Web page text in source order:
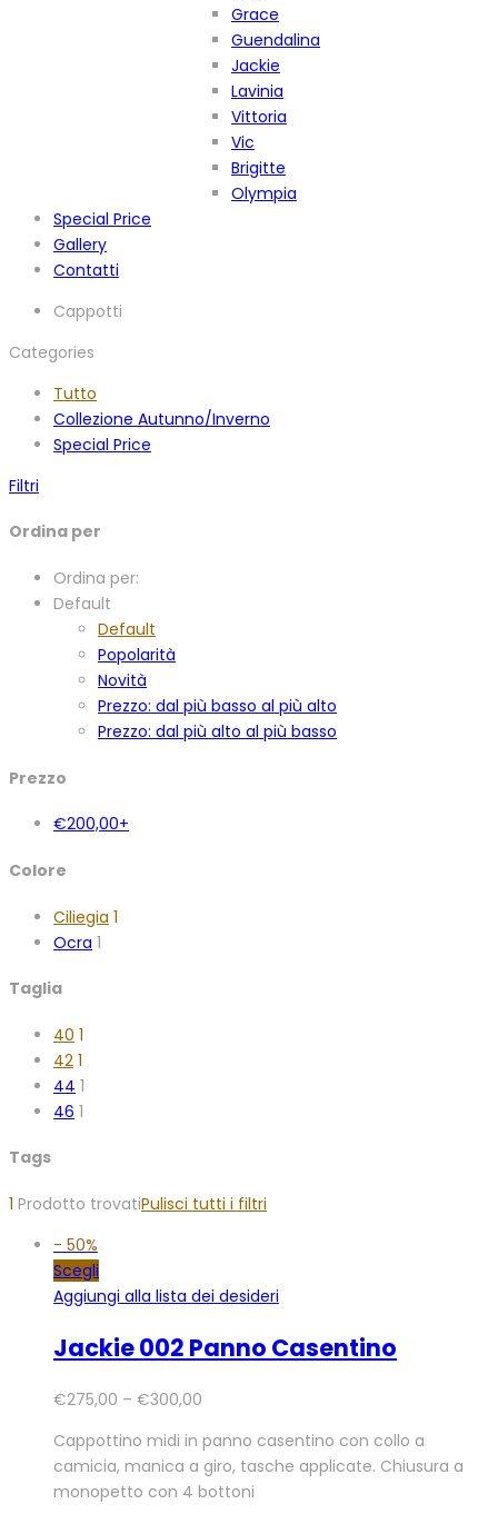
Grace
Guendalina
Jackie
Lavinia
Vittoria
Vic
Brigitte
Olympia
Special Price
Gallery
Contatti
Cappotti
Categories
Tutto
Collezione Autunno/Inverno
Special Price
Filtri
Ordina per
Ordina per:
Default
Default
Popolarità
Novità
Prezzo: dal più basso al più alto
Prezzo: dal più alto al più basso
Prezzo
€200,00+
Colore
Ciliegia 1
Ocra 1
Taglia
40 1
42 1
44 1
46 1
Tags
1 Prodotto trovatiPulisci tutti i filtri
- 50%
Scegli
Aggiungi alla lista dei desideri
Jackie 002 Panno Casentino
€275,00 – €300,00
Cappottino midi in panno casentino con collo a
camicia, manica a giro, tasche applicate. Chiusura a
monopetto con 4 bottoni